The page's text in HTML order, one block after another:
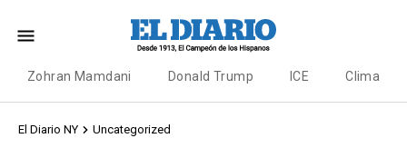
Zohran Mamdani Donald Trump ICE Clima
El Diario NY Uncategorized